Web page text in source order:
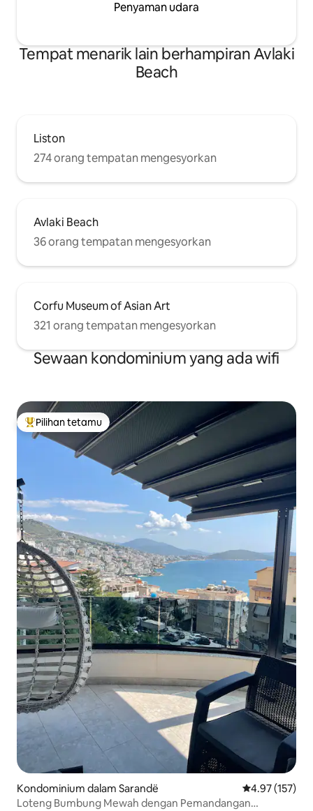
Penyaman udara
Tempat menarik lain berhampiran Avlaki
Beach
Liston
274 orang tempatan mengesyorkan
Avlaki Beach
36 orang tempatan mengesyorkan
Corfu Museum of Asian Art
321 orang tempatan mengesyorkan
Sewaan kondominium yang ada wifi
Pilihan utama tetamu
Pilihan tetamu
Kondominium dalam Sarandë Penarafan
4.97 (157)
Loteng Bumbung Mewah dengan Pemandangan